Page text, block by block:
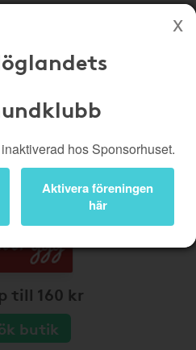
Höglandets Brukshundklubb
Logga in
hos Sponsorhuset.
Aktivera föreningen
här
till 160 kr
butik